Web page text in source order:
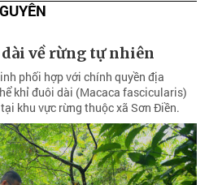
về rừng tự nhiên
phối hợp với chính quyền địa
khỉ đuôi dài (Macaca fascicularis)
khu vực rừng thuộc xã Sơn Điền.